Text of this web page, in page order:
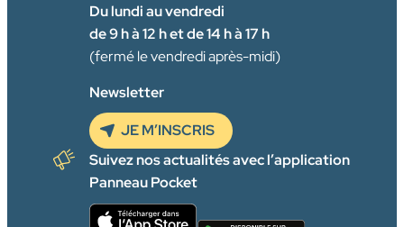
Du lundi au vendredi
de 9 h à 12 h et de 14 h à 17 h
(fermé le vendredi après-midi)
Newsletter
JE M’INSCRIS
Suivez nos actualités avec l’application
Panneau Pocket